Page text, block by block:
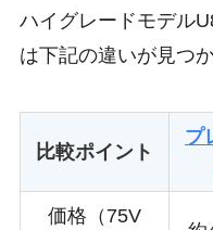
ハイグレードモデル
は下記の違いが見つ
比較ポイント
プ
価格（75V